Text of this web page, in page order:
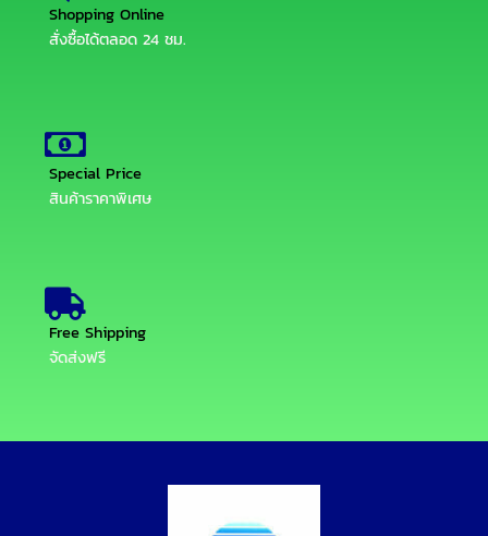
Shopping Online
สั่งซื้อได้ตลอด 24 ชม.
Special Price
สินค้าราคาพิเศษ
Free Shipping
จัดส่งฟรี